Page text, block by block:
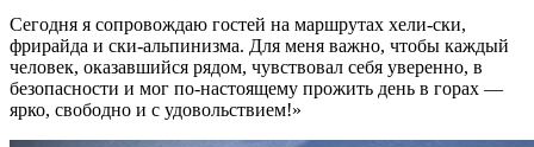
Сегодня я сопровождаю гостей на маршрутах хели-ски,
фрирайда и ски-альпинизма. Для меня важно, чтобы каждый
человек, оказавшийся рядом, чувствовал себя уверенно, в
безопасности и мог по-настоящему прожить день в горах —
ярко, свободно и с удовольствием!»